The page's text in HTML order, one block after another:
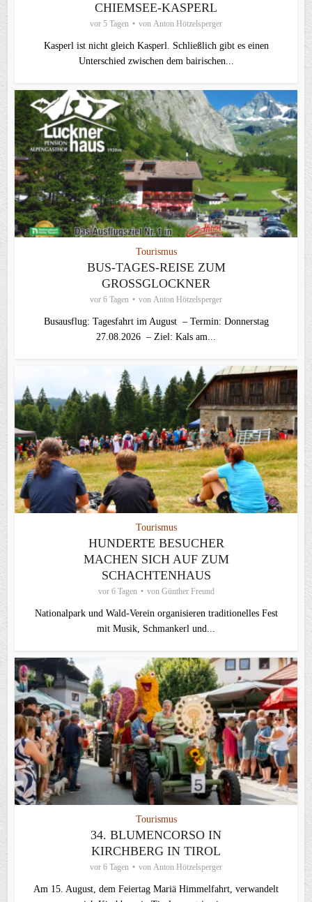
CHIEMSEE-KASPERL
vor 5 Tagen von Anton Hötzelsperger
Kasperl ist nicht gleich Kasperl. Schließlich gibt es einen
Unterschied zwischen dem bairischen...
Tourismus
BUS-TAGES-REISE ZUM
GROSSGLOCKNER
vor 6 Tagen von Anton Hötzelsperger
Busausflug: Tagesfahrt im August – Termin: Donnerstag
27.08.2026 – Ziel: Kals am...
Tourismus
HUNDERTE BESUCHER
MACHEN SICH AUF ZUM
SCHACHTENHAUS
vor 6 Tagen von Günther Freund
Nationalpark und Wald-Verein organisieren traditionelles Fest
mit Musik, Schmankerl und...
Tourismus
34. BLUMENCORSO IN
KIRCHBERG IN TIROL
vor 6 Tagen von Anton Hötzelsperger
Am 15. August, dem Feiertag Mariä Himmelfahrt, verwandelt